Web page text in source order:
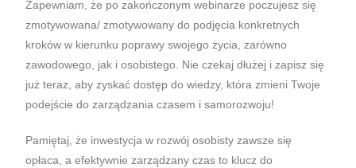
Zapewniam, że po zakończonym webinarze poczujesz się
zmotywowana/ zmotywowany do podjęcia konkretnych
kroków w kierunku poprawy swojego życia, zarówno
zawodowego, jak i osobistego. Nie czekaj dłużej i zapisz się
już teraz, aby zyskać dostęp do wiedzy, która zmieni Twoje
podejście do zarządzania czasem i samorozwoju!
Pamiętaj, że inwestycja w rozwój osobisty zawsze się
opłaca, a efektywnie zarządzany czas to klucz do